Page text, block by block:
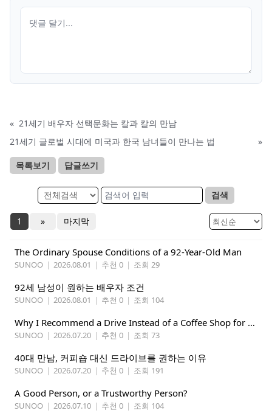
« 21세기 배우자 선택문화는 칼과 칼의 만남
21세기 글로벌 시대에 미국과 한국 남녀들이 만나는 법
»
목록보기 답글쓰기
검색
1 » 마지막
The Ordinary Spouse Conditions of a 92-Year-Old Man
SUNOO | 2026.08.01 | 추천 0 | 조회 29
92세 남성이 원하는 배우자 조건
SUNOO | 2026.08.01 | 추천 0 | 조회 104
Why I Recommend a Drive Instead of a Coffee Shop for People Dating in Their 40s
SUNOO | 2026.07.20 | 추천 0 | 조회 73
40대 만남, 커피숍 대신 드라이브를 권하는 이유
SUNOO | 2026.07.20 | 추천 0 | 조회 191
A Good Person, or a Trustworthy Person?
SUNOO | 2026.07.10 | 추천 0 | 조회 104